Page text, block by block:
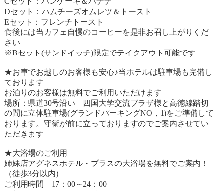
Dセット：ハムチーズオムレツ＆トースト
Eセット：フレンチトースト
食後には当カフェ自慢のコーヒーを是非お召し上がりくだ
さい
※Bセット(サンドイッチ)限定でテイクアウト可能です
★お車でお越しのお客様も安心♪当ホテルは駐車場も完備し
ております
お泊りのお客様は無料でご利用いただけます
場所：県道30号沿い 四国大学交流プラザ様と高徳線踏切
の間に立体駐車場(グランドパーキングNO，1)をご準備して
おります。守衛が前に立っておりますのでご案内させてい
ただきます
★大浴場のご利用
姉妹店アグネスホテル・プラスの大浴場を無料でご案内！
（徒歩3分以内）
ご利用時間 17：00～24：00